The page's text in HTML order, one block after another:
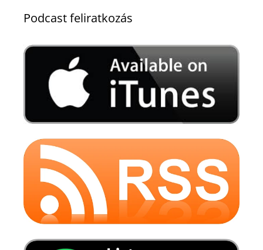
Podcast feliratkozás